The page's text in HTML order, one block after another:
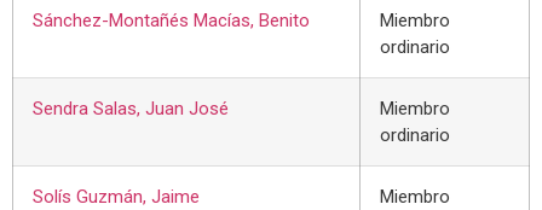
Sánchez-Montañés Macías, Benito
Miembro
ordinario
Sendra Salas, Juan José
Miembro
ordinario
Solís Guzmán, Jaime
Miembro